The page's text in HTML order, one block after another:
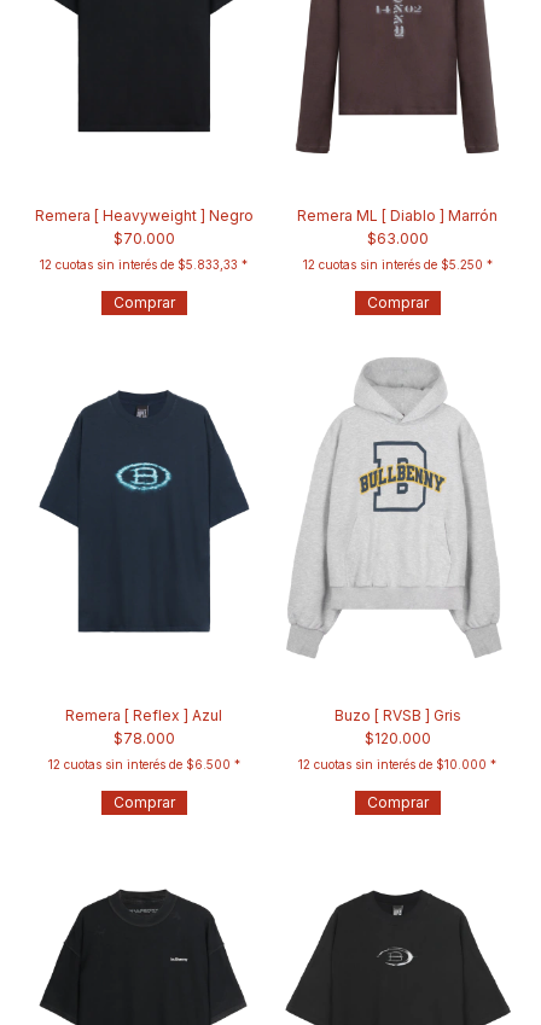
Remera [ Heavyweight ] Negro
$70.000
12 cuotas sin interés de $5.833,33
Comprar
Remera ML [ Diablo ] Marrón
$63.000
12 cuotas sin interés de $5.250
Comprar
Remera [ Reflex ] Azul
$78.000
12 cuotas sin interés de $6.500
Comprar
Buzo [ RVSB ] Gris
$120.000
12 cuotas sin interés de $10.000
Comprar